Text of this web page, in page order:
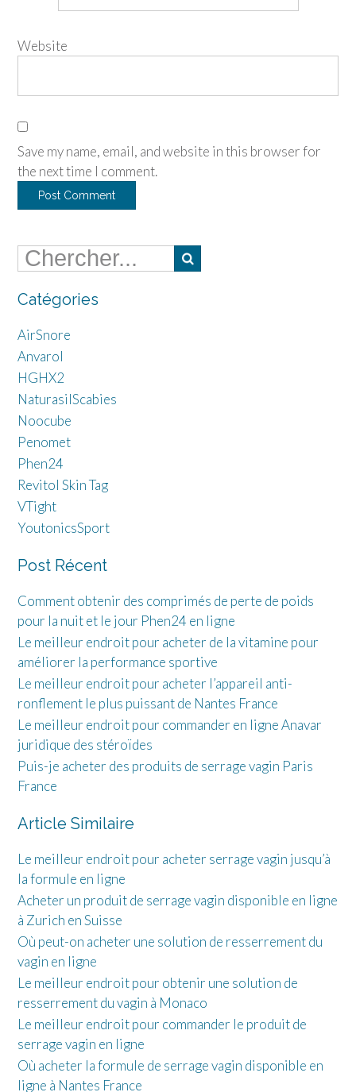
Website
Save my name, email, and website in this browser for
the next time I comment.
Catégories
AirSnore
Anvarol
HGHX2
NaturasilScabies
Noocube
Penomet
Phen24
Revitol Skin Tag
VTight
YoutonicsSport
Post Récent
Comment obtenir des comprimés de perte de poids
pour la nuit et le jour Phen24 en ligne
Le meilleur endroit pour acheter de la vitamine pour
améliorer la performance sportive
Le meilleur endroit pour acheter l’appareil anti-
ronflement le plus puissant de Nantes France
Le meilleur endroit pour commander en ligne Anavar
juridique des stéroïdes
Puis-je acheter des produits de serrage vagin Paris
France
Article Similaire
Le meilleur endroit pour acheter serrage vagin jusqu’à
la formule en ligne
Acheter un produit de serrage vagin disponible en ligne
à Zurich en Suisse
Où peut-on acheter une solution de resserrement du
vagin en ligne
Le meilleur endroit pour obtenir une solution de
resserrement du vagin à Monaco
Le meilleur endroit pour commander le produit de
serrage vagin en ligne
Où acheter la formule de serrage vagin disponible en
ligne à Nantes France